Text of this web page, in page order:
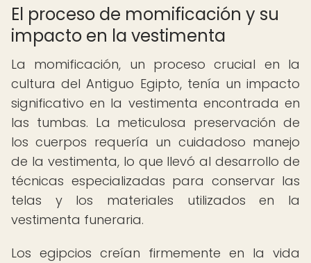
El proceso de momificación y su
impacto en la vestimenta
La momificación, un proceso crucial en la
cultura del Antiguo Egipto, tenía un impacto
significativo en la vestimenta encontrada en
las tumbas. La meticulosa preservación de
los cuerpos requería un cuidadoso manejo
de la vestimenta, lo que llevó al desarrollo de
técnicas especializadas para conservar las
telas y los materiales utilizados en la
vestimenta funeraria.
Los egipcios creían firmemente en la vida